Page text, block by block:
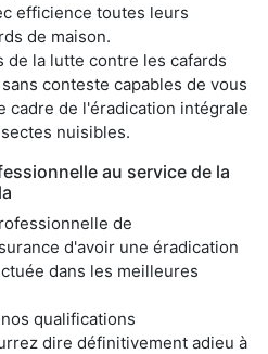
efficience toutes leurs
de maison.
de la lutte contre les cafards
conteste capables de vous
cadre de l'éradication intégrale
nuisibles.
au service de la
de
d'avoir une éradication
dans les meilleures
qualifications
dire définitivement adieu à